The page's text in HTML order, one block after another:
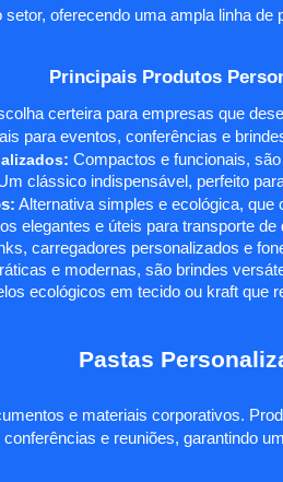
oferecendo uma ampla linha
Principais Produtos
certeira para empresas que
para eventos, conferências e
: Compactos e funcionais,
clássico indispensável, perfeito
Alternativa simples e ecológica,
elegantes e úteis para transporte
carregadores personalizados e
e modernas, são brindes
ecológicos em tecido ou kraft que
Pastas
e materiais corporativos.
e reuniões, garantindo